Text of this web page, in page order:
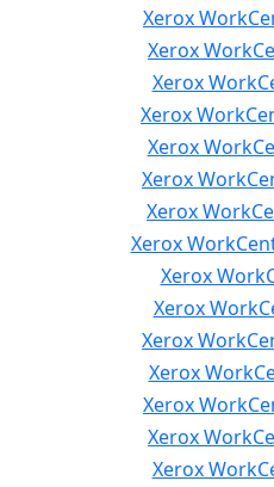
Xerox
Xerox
Xerox
Xerox
Xerox
Xerox
Xerox
Xerox
Xerox
Xerox
Xerox
Xerox
Xerox
Xerox
Xerox